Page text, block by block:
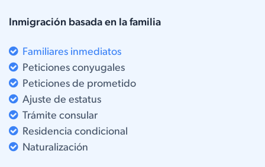
Inmigración basada en la familia
Familiares inmediatos
Peticiones conyugales
Peticiones de prometido
Ajuste de estatus
Trámite consular
Residencia condicional
Naturalización